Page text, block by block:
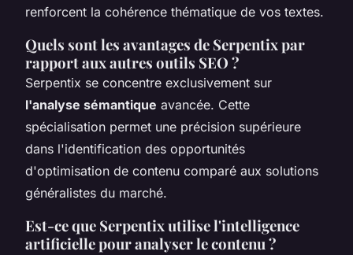
renforcent la cohérence thématique de vos textes.
Quels sont les avantages de Serpentix par
rapport aux autres outils SEO ?
Serpentix se concentre exclusivement sur
l'analyse sémantique avancée. Cette
spécialisation permet une précision supérieure
dans l'identification des opportunités
d'optimisation de contenu comparé aux solutions
généralistes du marché.
Est-ce que Serpentix utilise l'intelligence
artificielle pour analyser le contenu ?